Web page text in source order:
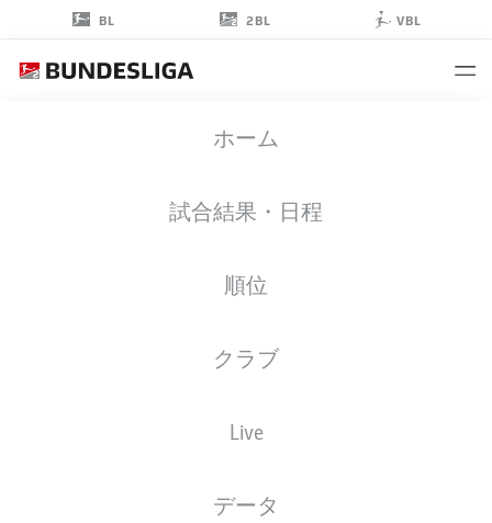
BL 2BL VBL
ホーム
試合結果・日程
順位
クラブ
Live
データ
16.08.2003